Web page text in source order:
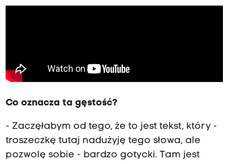
Co oznacza ta gęstość?
- Zaczęłabym od tego, że to jest tekst, który -
troszeczkę tutaj nadużyję tego słowa, ale
pozwolę sobie - bardzo gotycki. Tam jest